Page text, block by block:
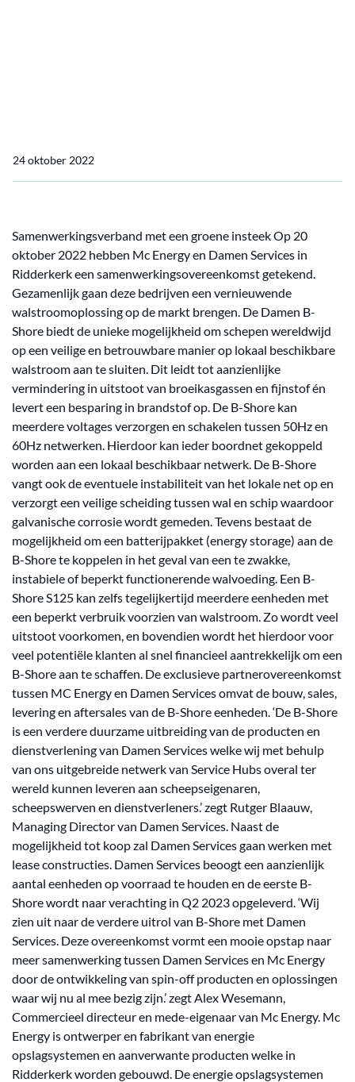
24 oktober 2022
Samenwerkingsverband met een groene insteek Op 20
oktober 2022 hebben Mc Energy en Damen Services in
Ridderkerk een samenwerkingsovereenkomst getekend.
Gezamenlijk gaan deze bedrijven een vernieuwende
walstroomoplossing op de markt brengen. De Damen B-
Shore biedt de unieke mogelijkheid om schepen wereldwijd
op een veilige en betrouwbare manier op lokaal beschikbare
walstroom aan te sluiten. Dit leidt tot aanzienlijke
vermindering in uitstoot van broeikasgassen en fijnstof én
levert een besparing in brandstof op. De B-Shore kan
meerdere voltages verzorgen en schakelen tussen 50Hz en
60Hz netwerken. Hierdoor kan ieder boordnet gekoppeld
worden aan een lokaal beschikbaar netwerk. De B-Shore
vangt ook de eventuele instabiliteit van het lokale net op en
verzorgt een veilige scheiding tussen wal en schip waardoor
galvanische corrosie wordt gemeden. Tevens bestaat de
mogelijkheid om een batterijpakket (energy storage) aan de
B-Shore te koppelen in het geval van een te zwakke,
instabiele of beperkt functionerende walvoeding. Een B-
Shore S125 kan zelfs tegelijkertijd meerdere eenheden met
een beperkt verbruik voorzien van walstroom. Zo wordt veel
uitstoot voorkomen, en bovendien wordt het hierdoor voor
veel potentiële klanten al snel financieel aantrekkelijk om een
B-Shore aan te schaffen. De exclusieve partnerovereenkomst
tussen MC Energy en Damen Services omvat de bouw, sales,
levering en aftersales van de B-Shore eenheden. ‘De B-Shore
is een verdere duurzame uitbreiding van de producten en
dienstverlening van Damen Services welke wij met behulp
van ons uitgebreide netwerk van Service Hubs overal ter
wereld kunnen leveren aan scheepseigenaren,
scheepswerven en dienstverleners.’ zegt Rutger Blaauw,
Managing Director van Damen Services. Naast de
mogelijkheid tot koop zal Damen Services gaan werken met
lease constructies. Damen Services beoogt een aanzienlijk
aantal eenheden op voorraad te houden en de eerste B-
Shore wordt naar verachting in Q2 2023 opgeleverd. ‘Wij
zien uit naar de verdere uitrol van B-Shore met Damen
Services. Deze overeenkomst vormt een mooie opstap naar
meer samenwerking tussen Damen Services en Mc Energy
door de ontwikkeling van spin-off producten en oplossingen
waar wij nu al mee bezig zijn.’ zegt Alex Wesemann,
Commercieel directeur en mede-eigenaar van Mc Energy. Mc
Energy is ontwerper en fabrikant van energie
opslagsystemen en aanverwante producten welke in
Ridderkerk worden gebouwd. De energie opslagsystemen